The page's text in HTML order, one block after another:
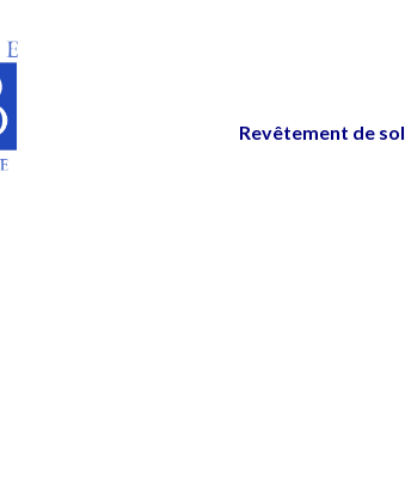
Revêtement de sol